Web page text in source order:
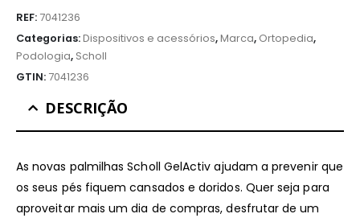
REF: 7041236
Categorias:Dispositivos e acessórios,Marca, Ortopedia,
Podologia, Scholl
GTIN: 7041236
DESCRIÇÃO
As novas palmilhas Scholl GelActiv ajudam a prevenir que
os seus pés fiquem cansados e doridos. Quer seja para
aproveitar mais um dia de compras, desfrutar de um